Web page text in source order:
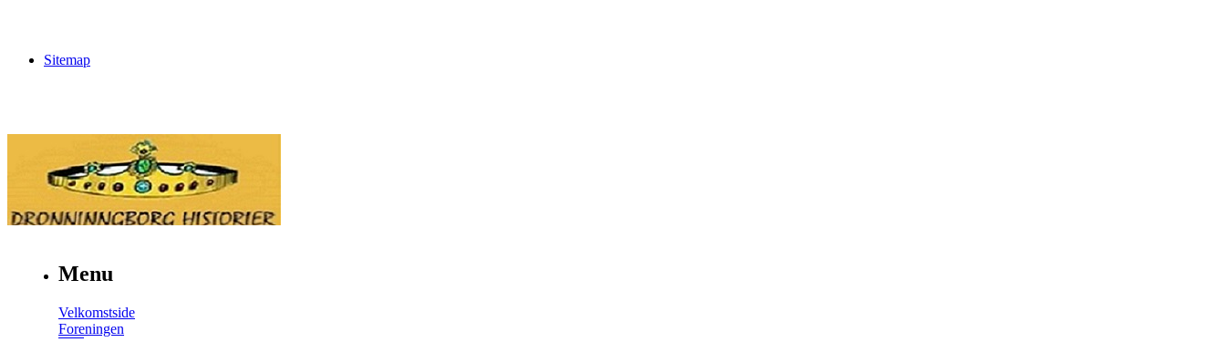
Sitemap
Menu
Velkomstside
Foreningen